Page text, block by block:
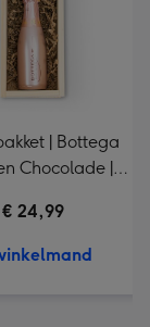
| Bottega
Chocolade |
€ 24,99